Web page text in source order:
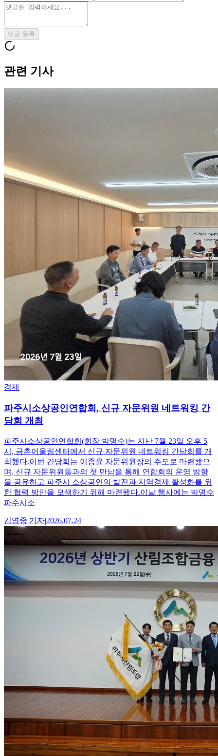
댓글 등록
관련 기사
경제
파주시소상공인연합회, 신규 자문위원 네트워킹 간
담회 개최
파주시소상공인연합회(회장 박명수)는 지난 7월 23일 오후 5
시, 금촌어울림센터에서 신규 자문위원 네트워킹 간담회를 개
최했다.이번 간담회는 이종윤 자문위원장의 주도로 마련됐으
며, 신규 자문위원들과의 첫 만남을 통해 연합회의 운영 방향
을 공유하고 파주시 소상공인의 발전과 지역경제 활성화를 위
한 협력 방안을 모색하기 위해 마련됐다.이날 행사에는 박명수
파주시소
김영중 기자|2026.07.24